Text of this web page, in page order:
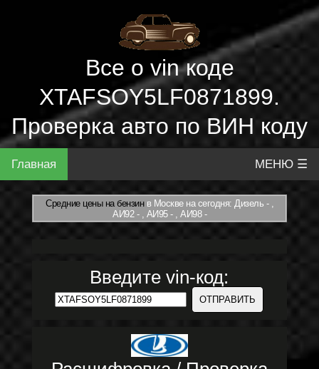
Все о vin коде
XTAFSOY5LF0871899.
Проверка авто по ВИН коду
Главная МЕНЮ ☰
Средние цены на бензинв Москве на сегодня: Дизель - ,
АИ92 - , АИ95 - , АИ98 -
Введите vin-код: